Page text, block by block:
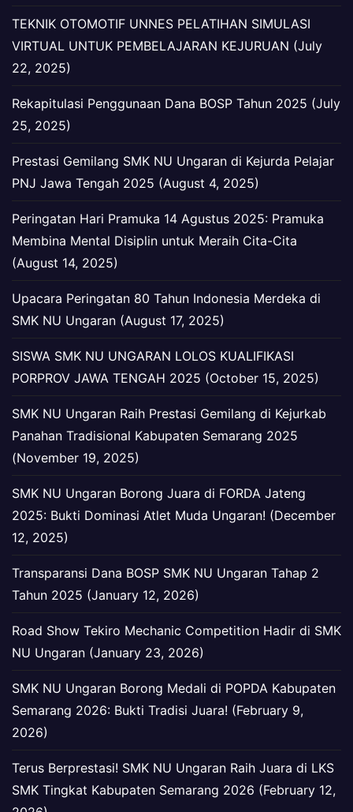
TEKNIK OTOMOTIF UNNES PELATIHAN SIMULASI
VIRTUAL UNTUK PEMBELAJARAN KEJURUAN (July
22, 2025)
Rekapitulasi Penggunaan Dana BOSP Tahun 2025 (July
25, 2025)
Prestasi Gemilang SMK NU Ungaran di Kejurda Pelajar
PNJ Jawa Tengah 2025 (August 4, 2025)
Peringatan Hari Pramuka 14 Agustus 2025: Pramuka
Membina Mental Disiplin untuk Meraih Cita-Cita
(August 14, 2025)
Upacara Peringatan 80 Tahun Indonesia Merdeka di
SMK NU Ungaran (August 17, 2025)
SISWA SMK NU UNGARAN LOLOS KUALIFIKASI
PORPROV JAWA TENGAH 2025 (October 15, 2025)
SMK NU Ungaran Raih Prestasi Gemilang di Kejurkab
Panahan Tradisional Kabupaten Semarang 2025
(November 19, 2025)
SMK NU Ungaran Borong Juara di FORDA Jateng
2025: Bukti Dominasi Atlet Muda Ungaran! (December
12, 2025)
Transparansi Dana BOSP SMK NU Ungaran Tahap 2
Tahun 2025 (January 12, 2026)
Road Show Tekiro Mechanic Competition Hadir di SMK
NU Ungaran (January 23, 2026)
SMK NU Ungaran Borong Medali di POPDA Kabupaten
Semarang 2026: Bukti Tradisi Juara! (February 9,
2026)
Terus Berprestasi! SMK NU Ungaran Raih Juara di LKS
SMK Tingkat Kabupaten Semarang 2026 (February 12,